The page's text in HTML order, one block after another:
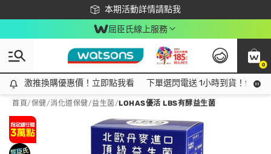
本期活動詳情請點我
下載app最高回饋$350
屈臣氏線上服務
0
激推換購優惠價！立即點我看
激推換購優惠價！立即點我看 下單選閃電送 1小時到貨！領神
首頁/保健/消化道保健/益生菌/LOHAS優活 LBS有酵益生菌